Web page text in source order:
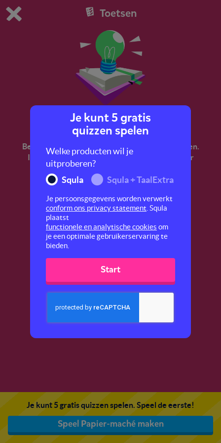
Dit is de gratis demo van Squla.
Bestel nu
0 1
Toetsen
Papier-maché maken
Bereid je voor op de LVS-toetsen begrijpend lezen.
In deze quiz ga je aan de slag met een tekst over
papier-maché maken.
Je kunt 5 gratis quizzen spelen. Speel de eerste!
Speel Papier-maché maken
Je kunt 5 gratis
quizzen spelen
Welke producten wil je
uitproberen?
Squla
Squla + TaalExtra
Je persoonsgegevens worden verwerkt
conform ons privacy statement . Squla
plaatst
functionele en analytische cookies om
je een optimale gebruikerservaring te
bieden.
Start